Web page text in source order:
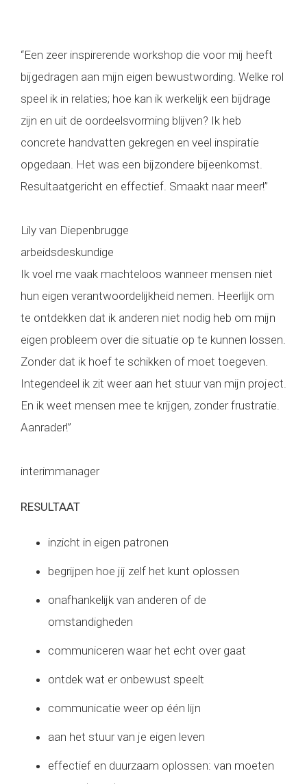
“Een zeer inspirerende workshop die voor mij heeft
bijgedragen aan mijn eigen bewustwording. Welke rol
speel ik in relaties; hoe kan ik werkelijk een bijdrage
zijn en uit de oordeelsvorming blijven? Ik heb
concrete handvatten gekregen en veel inspiratie
opgedaan. Het was een bijzondere bijeenkomst.
Resultaatgericht en effectief. Smaakt naar meer!”
Lily van Diepenbrugge
arbeidsdeskundige
Ik voel me vaak machteloos wanneer mensen niet
hun eigen verantwoordelijkheid nemen. Heerlijk om
te ontdekken dat ik anderen niet nodig heb om mijn
eigen probleem over die situatie op te kunnen lossen.
Zonder dat ik hoef te schikken of moet toegeven.
Integendeel ik zit weer aan het stuur van mijn project.
En ik weet mensen mee te krijgen, zonder frustratie.
Aanrader!”
interimmanager
RESULTAAT
inzicht in eigen patronen
begrijpen hoe jij zelf het kunt oplossen
onafhankelijk van anderen of de
omstandigheden
communiceren waar het echt over gaat
ontdek wat er onbewust speelt
communicatie weer op één lijn
aan het stuur van je eigen leven
effectief en duurzaam oplossen: van moeten